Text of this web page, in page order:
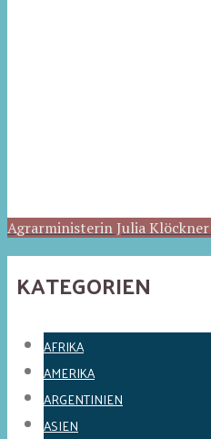
Agrarministerin Julia
KATEGORIEN
AFRIKA
AMERIKA
ARGENTINIEN
ASIEN